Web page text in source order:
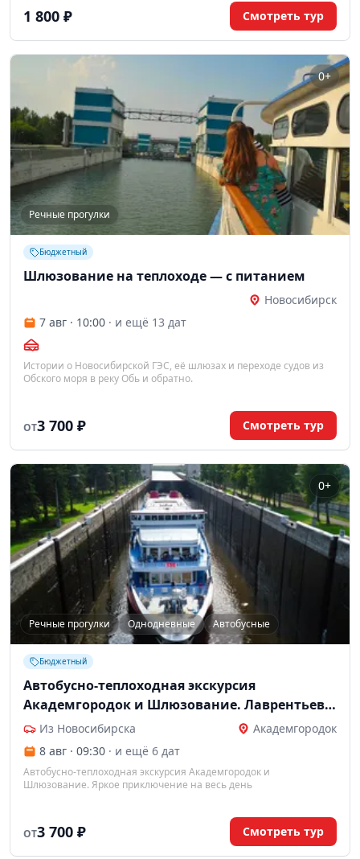
объединяет экскурсию, дегустацию и творческий мастер-класс
1 800 ₽ Смотреть тур
0+
Речные прогулки
Бюджетный
Шлюзование на теплоходе — с питанием
Новосибирск
7 авг · 10:00 · и ещё 13 дат
Истории о Новосибирской ГЭС, её шлюзах и переходе судов из
Обского моря в реку Обь и обратно.
ОТ3 700 ₽ Смотреть тур
0+
Речные прогулки Однодневные Автобусные
Бюджетный
Автобусно-теплоходная экскурсия
Академгородок и Шлюзование. Лаврентьев
турИз Новосибирска
Академгородок
8 авг · 09:30 · и ещё 6 дат
Автобусно-теплоходная экскурсия Академгородок и
Шлюзование. Яркое приключение на весь день
ОТ3 700 ₽ Смотреть тур